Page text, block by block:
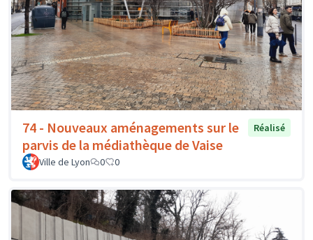
74 - Nouveaux aménagements sur le
parvis de la médiathèque de Vaise
Réalisé
Ville de Lyon 0 0